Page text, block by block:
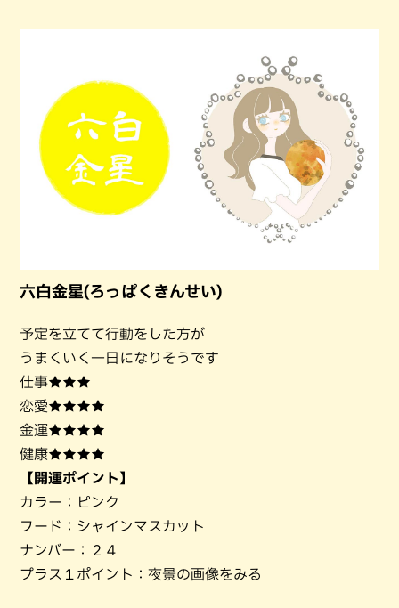
六白金星(ろっぱくきんせい)
予定を立てて行動をした方が
うまくいく一日になりそうです
仕事★★★
恋愛★★★★
金運★★★★
健康★★★★
【開運ポイント】
カラー：ピンク
フード：シャインマスカット
ナンバー：２４
プラス１ポイント：夜景の画像をみる